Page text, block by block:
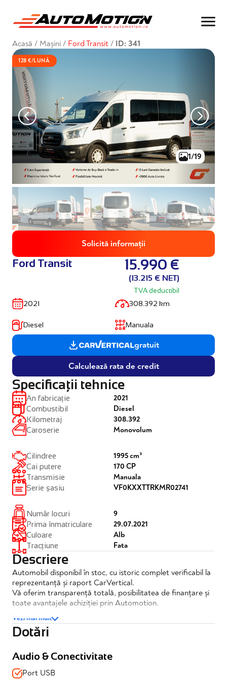
Acasă / Mașini / Ford Transit / ID: 341
128 €/LUNĂ
1/19
Solicită informații
Ford Transit 15.990 €
(13.215 € NET)
TVA deductibil
2021 308.392 km
Diesel Manuala
Calculează rata de credit
gratuit
Specificații tehnice
An fabricație
Combustibil
Kilometraj
Caroserie
2021
Diesel
308.392
Monovolum
Cilindree
Cai putere
Transmisie
Serie șasiu
1995 cm³
170 CP
Manuala
VF0KXXTTRKMR02741
Număr locuri
Prima înmatriculare
Culoare
Tracțiune
9
29.07.2021
Alb
Fata
Descriere
Automobil disponibil în stoc, cu istoric complet verificabil la
reprezentanță și raport CarVertical.
Vă oferim transparență totală, posibilitatea de finanțare și
toate avantajele achiziției prin Automotion.
Ford Transit 170CP
✔️Posibilitate finantare
Vezi mai mult
Dotări
Audio & Conectivitate
Port USB